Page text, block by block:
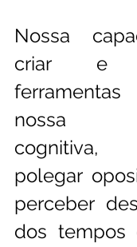
Nossa
criar e
nossa
polegar
perceber
dos tempos